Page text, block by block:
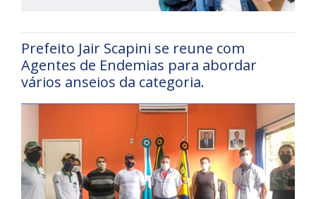
Prefeito Jair Scapini se reune com
Agentes de Endemias para abordar
vários anseios da categoria.